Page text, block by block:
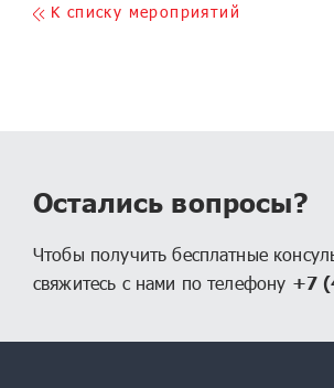
K списку мероприятий
Остались вопросы?
Чтобы получить бесплатные
свяжитесь с нами по телефону +7